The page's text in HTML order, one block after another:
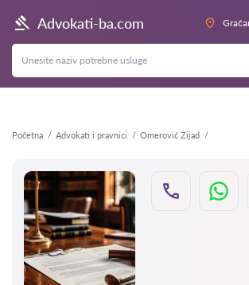
Advokati-ba.com
Početna Advokati i pravnici Omerović Zijad
Nazad